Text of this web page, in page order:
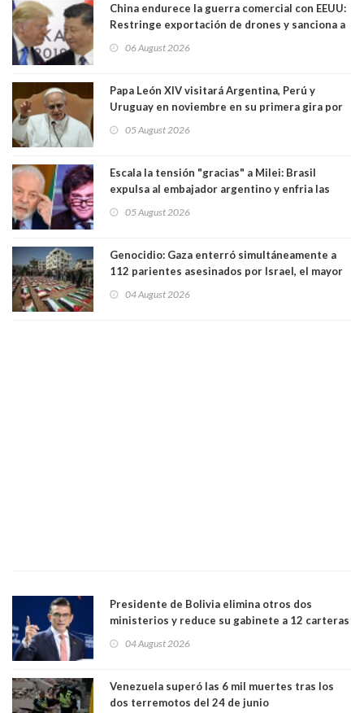
China endurece la guerra comercial con EEUU:
Restringe exportación de drones y sanciona a
06 August 2026
Papa León XIV visitará Argentina, Perú y
Uruguay en noviembre en su primera gira por
05 August 2026
Escala la tensión "gracias" a Milei: Brasil
expulsa al embajador argentino y enfria las
trasandino
05 August 2026
Genocidio: Gaza enterró simultáneamente a
112 parientes asesinados por Israel, el mayor
muertos figuran 44 niños y nueve ancianos
04 August 2026
Presidente de Bolivia elimina otros dos
ministerios y reduce su gabinete a 12 carteras
04 August 2026
Venezuela superó las 6 mil muertes tras los
dos terremotos del 24 de junio